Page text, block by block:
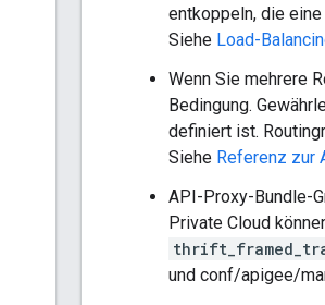
entkoppeln, die
Siehe Load-
Wenn Sie mehrere
Bedingung.
definiert ist.
Siehe Referenz zur
API-Proxy-Bundle-
Private Cloud
und conf/apigee/